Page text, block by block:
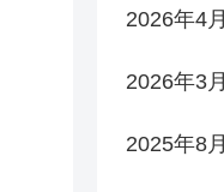
2026年4月
2026年3月
2025年8月